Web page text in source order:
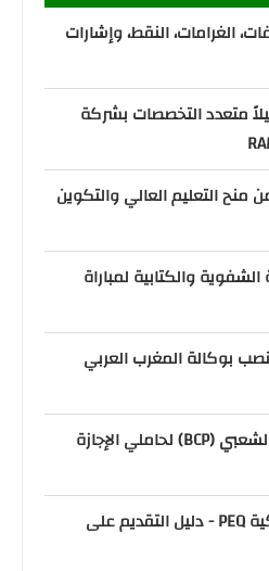
الغرامات، النقط، وإشارات
توظيف 37 وكيلاً متعدد التخصصات بشركة
منح التعليم العالي والتكوين
والكتابية لمباراة
توظيف 15 منصب بوكالة المغرب العربي
📌 فرص توظيف بالبنك الشعبي (BCP) لحاملي الإجازة
📌 برنامج التجربة الكيبيكية PEQ - دليل التقديم على